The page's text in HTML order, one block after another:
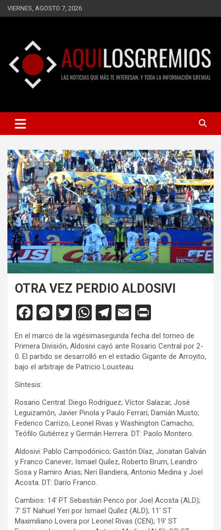
Saltar
al
VIERNES, AGOSTO 7, 2026
AQUÍ LOS GREMIOS
INFORMACIÓN GREMIAL
OTRA VEZ PERDIO ALDOSIVI
F
ce
b
o
o
k
M
es
se
n
g
T
wi
tt
er
W
at
s
A
p
T
e
gr
a
E
m
ail
in
tF
ri
dl
y
En el marco de la vigésimasegunda fecha del torneo de
Primera División, Aldosivi cayó ante Rosario Central por 2-
0. El partido se desarrolló en el estadio Gigante de Arroyito,
bajo el arbitraje de Patricio Lousteau.
Síntesis:
Rosario Central: Diego Rodríguez; Víctor Salazar, José
Leguizamón, Javier Pinola y Paulo Ferrari; Damián Musto;
Federico Carrizo, Leonel Rivas y Washington Camacho;
Teófilo Gutiérrez y Germán Herrera. DT: Paolo Montero.
Aldosivi: Pablo Campodónico; Gastón Díaz, Jonatan Galván
y Franco Canever; Ismael Quílez, Roberto Brum, Leandro
Sosa y Ramiro Arias; Neri Bandiera, Antonio Medina y Joel
Acosta. DT: Darío Franco.
Cambios: 14′ PT Sebastián Penco por Joel Acosta (ALD);
7′ ST Nahuel Yeri por Ismael Quílez (ALD); 11′ ST
Maximiliano Lovera por Leonel Rivas (CEN); 19′ ST